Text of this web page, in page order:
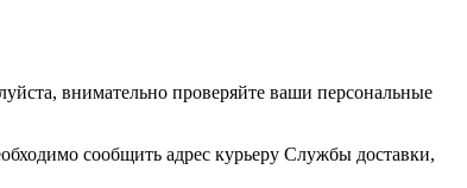
внимательно проверяйте ваши персональные
сообщить адрес курьеру Службы доставки,